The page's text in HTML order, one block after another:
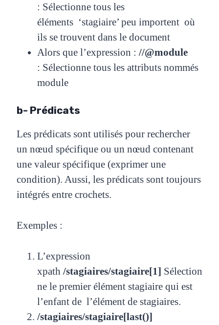
: Sélectionne tous les
éléments ‘stagiaire’ peu importent où
ils se trouvent dans le document
Alors que l’expression : //@module
: Sélectionne tous les attributs nommés
module
b- Prédicats
Les prédicats sont utilisés pour rechercher
un nœud spécifique ou un nœud contenant
une valeur spécifique (exprimer une
condition). Aussi, les prédicats sont toujours
intégrés entre crochets.
Exemples :
L’expression
xpath /stagiaires/stagiaire[1] Sélection
ne le premier élément stagiaire qui est
l’enfant de l’élément de stagiaires.
/stagiaires/stagiaire[last()]